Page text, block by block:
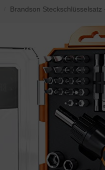
Brandson Steckschlüsselsatz – 46 teilig